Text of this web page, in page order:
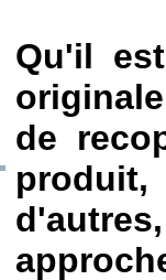
Qu'il
de